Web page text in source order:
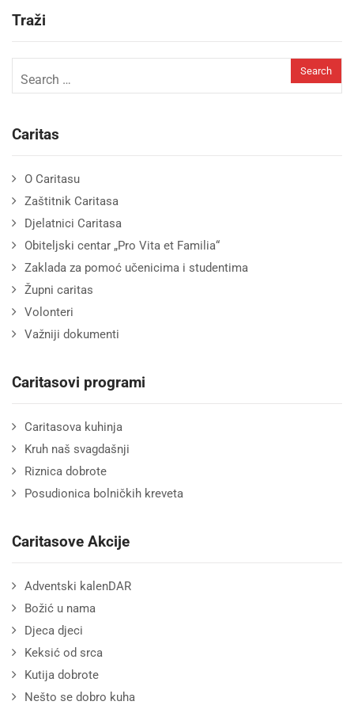
Traži
Caritas
O Caritasu
Zaštitnik Caritasa
Djelatnici Caritasa
Obiteljski centar „Pro Vita et Familia“
Zaklada za pomoć učenicima i studentima
Župni caritas
Volonteri
Važniji dokumenti
Caritasovi programi
Caritasova kuhinja
Kruh naš svagdašnji
Riznica dobrote
Posudionica bolničkih kreveta
Caritasove Akcije
Adventski kalenDAR
Božić u nama
Djeca djeci
Keksić od srca
Kutija dobrote
Nešto se dobro kuha